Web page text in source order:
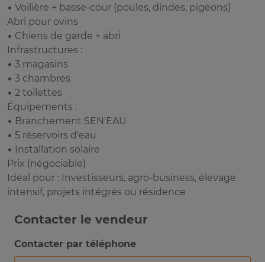
• Voilière + basse-cour (poules, dindes, pigeons)
Abri pour ovins
• Chiens de garde + abri
Infrastructures :
• 3 magasins
• 3 chambres
• 2 toilettes
Équipements :
• Branchement SEN'EAU
• 5 réservoirs d'eau
• Installation solaire
Prix (négociable)
Idéal pour : Investisseurs, agro-business, élevage
intensif, projets intégrés ou résidence
Contacter le vendeur
Contacter par téléphone